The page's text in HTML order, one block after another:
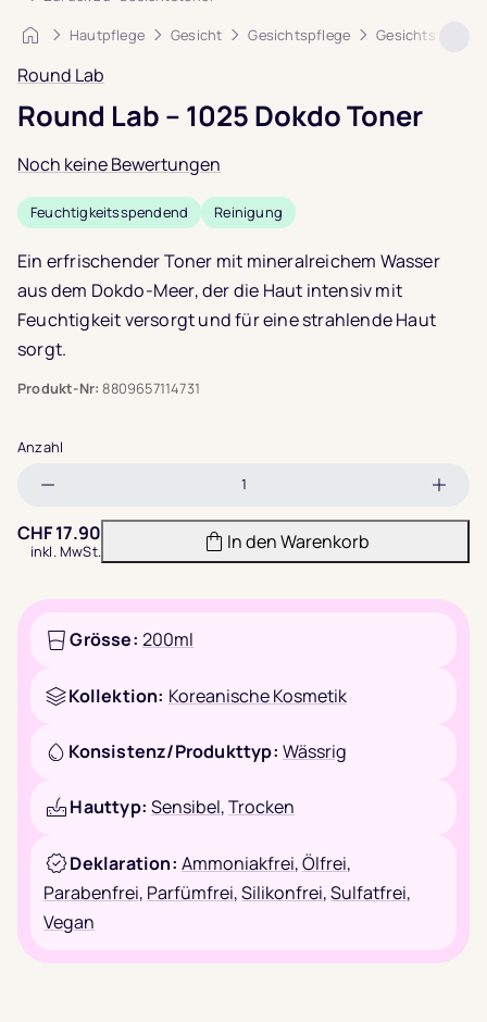
Startseite
Hautpflege Gesicht Gesichtspflege Gesichtstoner
Round Lab
Round Lab – 1025 Dokdo Toner
Noch keine Bewertungen
Feuchtigkeitsspendend Reinigung
Ein erfrischender Toner mit mineralreichem Wasser
aus dem Dokdo-Meer, der die Haut intensiv mit
Feuchtigkeit versorgt und für eine strahlende Haut
sorgt.
Produkt-Nr: 8809657114731
Anzahl
verringern
CHF17.90
inkl. MwSt. In den Warenkorb
Grösse: 200ml
Kollektion: Koreanische Kosmetik
Konsistenz/Produkttyp: Wässrig
Hauttyp:Sensibel,Trocken
Deklaration: Ammoniakfrei,Ölfrei,
Parabenfrei, Parfümfrei,Silikonfrei,Sulfatfrei,
Vegan